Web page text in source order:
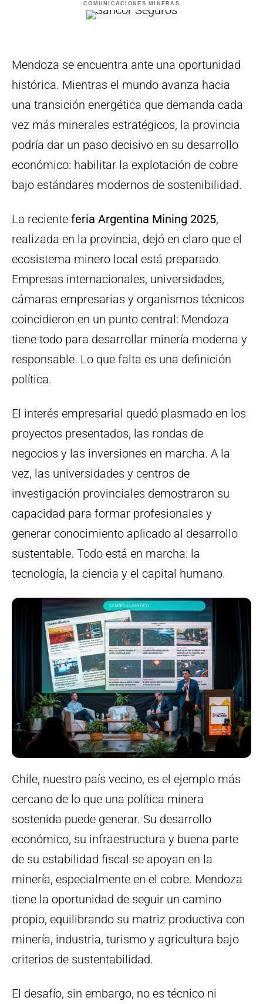
COMUNICACIONES MINERAS
Mendoza se encuentra ante una oportunidad
histórica. Mientras el mundo avanza hacia
una transición energética que demanda cada
vez más minerales estratégicos, la provincia
podría dar un paso decisivo en su desarrollo
económico: habilitar la explotación de cobre
bajo estándares modernos de sostenibilidad.
La reciente feria Argentina Mining 2025,
realizada en la provincia, dejó en claro que el
ecosistema minero local está preparado.
Empresas internacionales, universidades,
cámaras empresarias y organismos técnicos
coincidieron en un punto central: Mendoza
tiene todo para desarrollar minería moderna y
responsable. Lo que falta es una definición
política.
El interés empresarial quedó plasmado en los
proyectos presentados, las rondas de
negocios y las inversiones en marcha. A la
vez, las universidades y centros de
investigación provinciales demostraron su
capacidad para formar profesionales y
generar conocimiento aplicado al desarrollo
sustentable. Todo está en marcha: la
tecnología, la ciencia y el capital humano.
Chile, nuestro país vecino, es el ejemplo más
cercano de lo que una política minera
sostenida puede generar. Su desarrollo
económico, su infraestructura y buena parte
de su estabilidad fiscal se apoyan en la
minería, especialmente en el cobre. Mendoza
tiene la oportunidad de seguir un camino
propio, equilibrando su matriz productiva con
minería, industria, turismo y agricultura bajo
criterios de sustentabilidad.
El desafío, sin embargo, no es técnico ni